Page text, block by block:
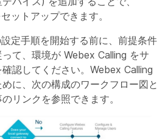
ットアップできます。
定手順を開始する前に、前提条件
て、環境が Webex Calling をサ
認してください。Webex Calling
に、次の構成のワークフロー図と
リンクを参照できます。